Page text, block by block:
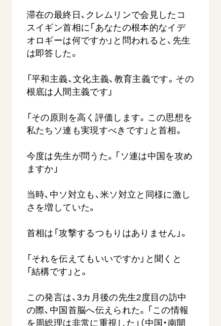
滞在の最終日、クレムリンで会見したコ
スイギン首相に「あなたの根本的なイデ
オロギーは何ですか」と問われると、先生
は即答した。
「平和主義、文化主義、教育主義です。その
根底は人間主義です」
「その原則を高く評価します。この思想を
私たちソ連も実現すべきです」と首相。
今度は先生が問うた。「ソ連は中国を攻め
ますか」
当時、中ソ対立も、米ソ対立と同様に激し
さを増していた。
首相は「攻撃するつもりはありません」。
「それを伝えてもいいですか」と聞くと
「結構です」と。
この発言は、3カ月後の先生2度目の訪中
の際、中国首脳へ伝えられた。「この情報
を周総理は非常に重視した」（中国・南開